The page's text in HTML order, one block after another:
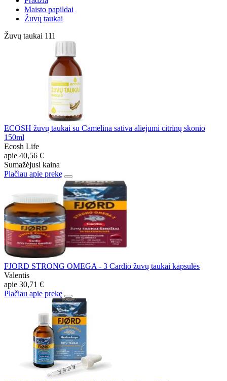
Maisto papildai
Žuvų taukai
Žuvų taukai 111
ECOSH žuvų taukai su Camelina sativa aliejumi citrinų skonio
150ml
Ecosh Life
apie 40,56 €
Sumažėjusi kaina
Plačiau apie prekę
FJORD STRONG OMEGA - 3 Cardio žuvų taukai kapsulės
Valentis
apie 30,71 €
Plačiau apie prekę